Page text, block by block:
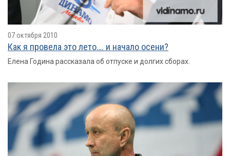
07 октября 2010
Как я провелa это лето…. и начало осени?
Елена Година рассказала об отпуске и долгих сборах.